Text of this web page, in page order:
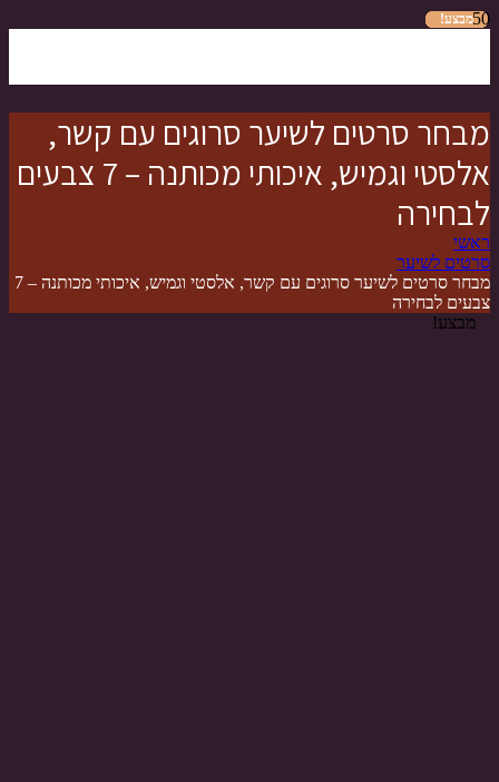
מבחר סרטים לשיער סרוגים עם קשר,
אלסטי וגמיש, איכותי מכותנה – 7 צבעים
לבחירה
ראשי
סרטים לשיער
מבחר סרטים לשיער סרוגים עם קשר, אלסטי וגמיש, איכותי מכותנה – 7
צבעים לבחירה
מבצע!
מבצע!
מבצע!
מבצע!
מבצע!
מבצע!
מבצע!
מבצע!